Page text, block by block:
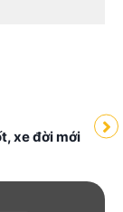
xe đời mới